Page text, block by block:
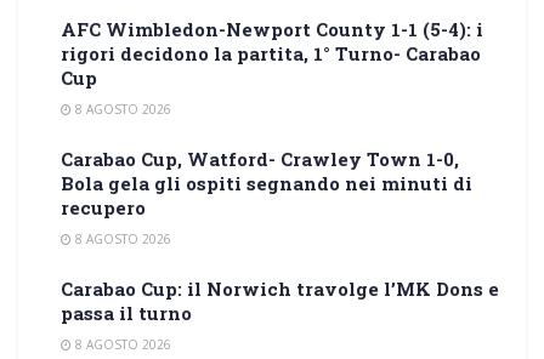
AFC Wimbledon-Newport County 1-1 (5-4): i
rigori decidono la partita, 1° Turno- Carabao
Cup
8 AGOSTO 2026
Carabao Cup, Watford- Crawley Town 1-0,
Bola gela gli ospiti segnando nei minuti di
recupero
8 AGOSTO 2026
Carabao Cup: il Norwich travolge l’MK Dons e
passa il turno
8 AGOSTO 2026